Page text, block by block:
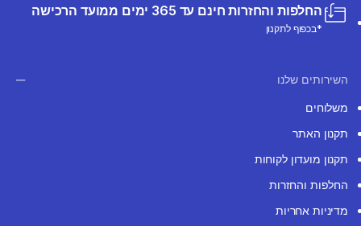
החלפות והחזרות חינם עד 365 ימים ממועד הרכישה
*בכפוף לתקנון
השירותים שלנו
משלוחים
תקנון האתר
תקנון מועדון לקוחות
החלפות והחזרות
מדיניות אחריות